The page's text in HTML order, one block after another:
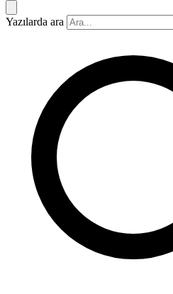
Yazılarda ara